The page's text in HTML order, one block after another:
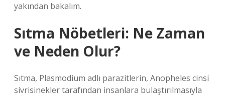
yakından bakalım.
Sıtma Nöbetleri: Ne Zaman
ve Neden Olur?
Sıtma, Plasmodium adlı parazitlerin, Anopheles cinsi
sivrisinekler tarafından insanlara bulaştırılmasıyla